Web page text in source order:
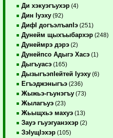
Ди хэкуэгъухэр (4)
Дин Iуэху (92)
ДифI догъэлъапIэ (251)
Дунейм щыхъыбархэр (248)
Дунеймрэ дэрэ (2)
Дунейпсо Адыгэ Хасэ (1)
Дыгъуасэ (165)
ДызыгъэпIейтей Iуэху (6)
Егъэджэныгъэ (236)
Жыжьэ-гъунэгъу (73)
Жылагъуэ (23)
Жьыщхьэ махуэ (13)
Зауэ гъуэгуанэхэр (2)
ЗэIущIэхэр (105)